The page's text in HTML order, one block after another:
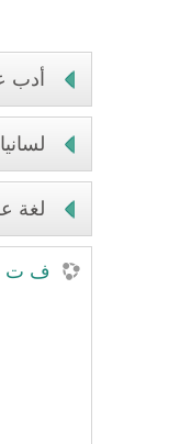
أدب
لغة
ف ت ب